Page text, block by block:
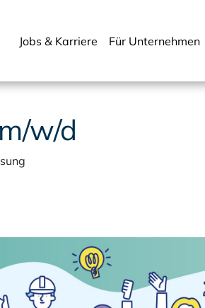
Jobs & Karriere Für Unternehmen
w/d